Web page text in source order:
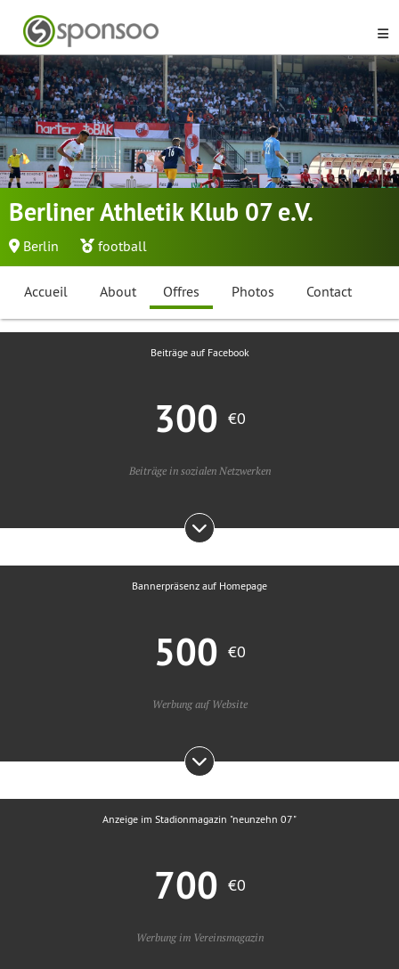
Berliner Athletik Klub 07 e.V.
Berlin football
Accueil About Offres Photos Contact
Beiträge auf Facebook
300 €0
Beiträge in sozialen Netzwerken
Bannerpräsenz auf Homepage
500 €0
Werbung auf Website
Anzeige im Stadionmagazin "neunzehn 07"
700 €0
Werbung im Vereinsmagazin